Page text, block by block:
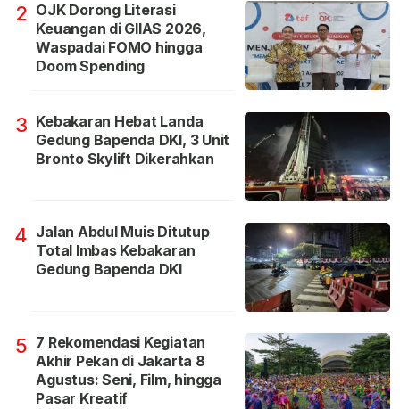
2 OJK Dorong Literasi
Keuangan di GIIAS 2026,
Waspadai FOMO hingga
Doom Spending
3 Kebakaran Hebat Landa
Gedung Bapenda DKI, 3 Unit
Bronto Skylift Dikerahkan
4 Jalan Abdul Muis Ditutup
Total Imbas Kebakaran
Gedung Bapenda DKI
5 7 Rekomendasi Kegiatan
Akhir Pekan di Jakarta 8
Agustus: Seni, Film, hingga
Pasar Kreatif